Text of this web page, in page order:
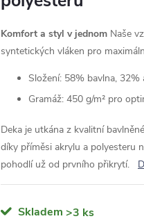
Komfort a styl v jednom Naše
syntetických vláken pro
Složení: 58% bavlna,
Gramáž: 450 g/m² pro
Deka je utkána z kvalitní
díky příměsi akrylu a polyesteru
pohodlí už od prvního přikrytí.
Skladem >3 ks